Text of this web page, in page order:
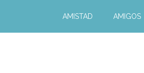
AMISTAD AMIGOS